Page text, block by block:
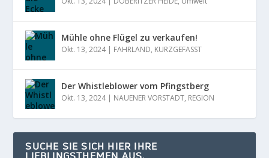
Mühle ohne Flügel zu verkaufen!
Okt. 13, 2024| FAHRLAND, KURZGEFASST
Der Whistleblower vom Pfingstberg
Okt. 13, 2024| NAUENER VORSTADT, REGION
SUCHE SIE SICH HIER IHRE